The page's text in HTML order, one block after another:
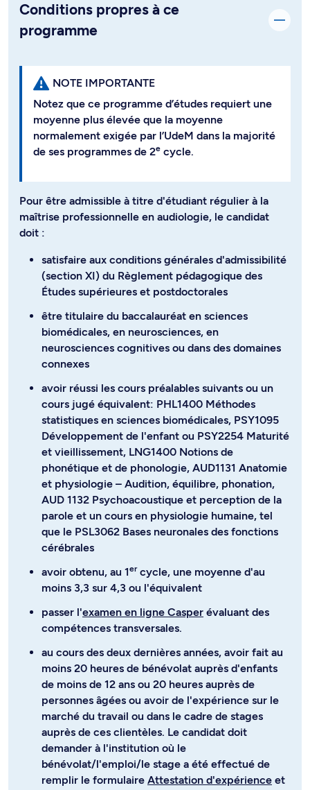
Conditions propres à ce
programme
NOTE IMPORTANTE
Notez que ce programme d’études requiert une
moyenne plus élevée que la moyenne
normalement exigée par l’UdeM dans la majorité
de ses programmes de 2e cycle.
Pour être admissible à titre d'étudiant régulier à la
maîtrise professionnelle en audiologie, le candidat
doit :
satisfaire aux conditions générales d'admissibilité
(section XI) du Règlement pédagogique des
Études supérieures et postdoctorales
être titulaire du baccalauréat en sciences
biomédicales, en neurosciences, en
neurosciences cognitives ou dans des domaines
connexes
avoir réussi les cours préalables suivants ou un
cours jugé équivalent: PHL1400 Méthodes
statistiques en sciences biomédicales, PSY1095
Développement de l'enfant ou PSY2254 Maturité
et vieillissement, LNG1400 Notions de
phonétique et de phonologie, AUD1131 Anatomie
et physiologie – Audition, équilibre, phonation,
AUD 1132 Psychoacoustique et perception de la
parole et un cours en physiologie humaine, tel
que le PSL3062 Bases neuronales des fonctions
cérébrales
avoir obtenu, au 1ercycle, une moyenne d'au
moins 3,3 sur 4,3 ou l'équivalent
passer l'examen en ligne Casper évaluant des
compétences transversales.
au cours des deux dernières années, avoir fait au
moins 20 heures de bénévolat auprès d'enfants
de moins de 12 ans ou 20 heures auprès de
personnes âgées ou avoir de l'expérience sur le
marché du travail ou dans le cadre de stages
auprès de ces clientèles. Le candidat doit
demander à l'institution où le
bénévolat/l'emploi/le stage a été effectué de
remplir le formulaire Attestation d'expérience et